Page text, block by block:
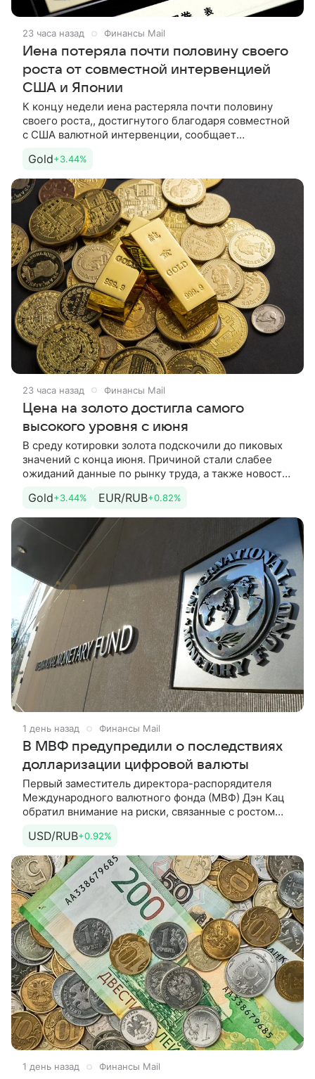
23 часа назад Финансы Mail
Иена потеряла почти половину своего
роста от совместной интервенцией
США и Японии
К концу недели иена растеряла почти половину
своего роста,, достигнутого благодаря совместной
с США валютной интервенции, сообщает
обстоятельство лишь
Gold+3.44%
23 часа назад Финансы Mail
Цена на золото достигла самого
высокого уровня с июня
В среду котировки золота подскочили до пиковых
значений с конца июня. Причиной стали слабее
ожиданий данные по рынку труда, а также новости
Ормузском проливе.
Gold+3.44% EUR/RUB+0.82%
1 день назад Финансы Mail
В МВФ предупредили о последствиях
долларизации цифровой валюты
Первый заместитель директора-распорядителя
Международного валютного фонда (МВФ) Дэн Кац
обратил внимание на риски, связанные с ростом
к доллару США. По его словам, это
USD/RUB+0.92%
1 день назад Финансы Mail